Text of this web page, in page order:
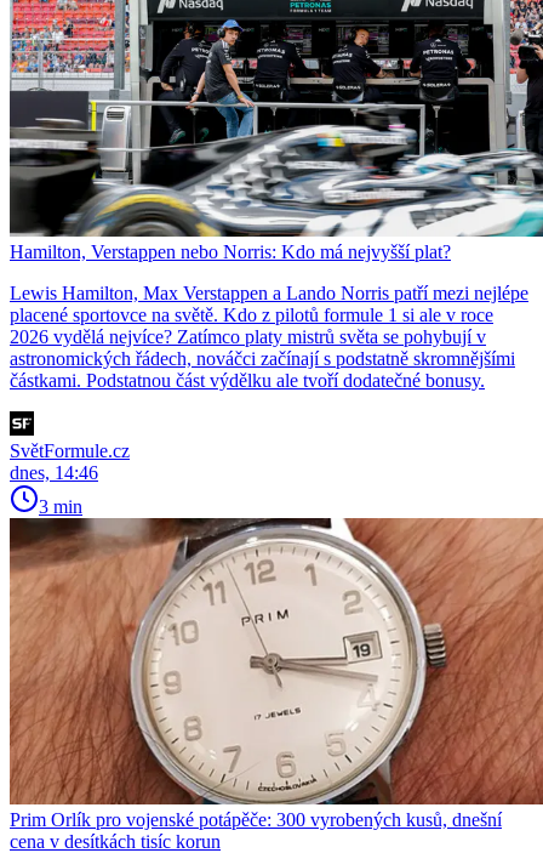
Hamilton, Verstappen nebo Norris: Kdo má nejvyšší plat?
Lewis Hamilton, Max Verstappen a Lando Norris patří mezi nejlépe
placené sportovce na světě. Kdo z pilotů formule 1 si ale v roce
2026 vydělá nejvíce? Zatímco platy mistrů světa se pohybují v
astronomických řádech, nováčci začínají s podstatně skromnějšími
částkami. Podstatnou část výdělku ale tvoří dodatečné bonusy.
SvětFormule.cz
dnes, 14:46
3 min
Prim Orlík pro vojenské potápěče: 300 vyrobených kusů, dnešní
cena v desítkách tisíc korun